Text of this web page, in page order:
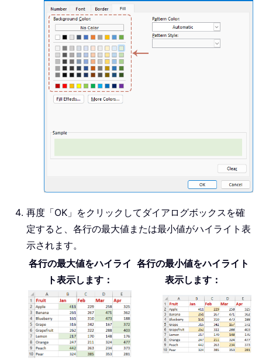
再度「OK」をクリックしてダイアログボックスを確
定すると、各行の最大値または最小値がハイライト表
示されます。
各行の最大値をハイライ
ト表示します：
各行の最小値をハイライト
表示します：